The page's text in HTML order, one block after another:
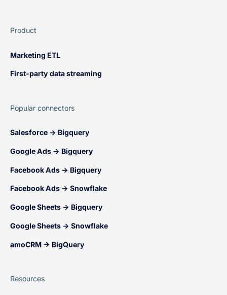
Product
Marketing ETL
First-party data streaming
Popular connectors
Salesforce → Bigquery
Google Ads → Bigquery
Facebook Ads → Bigquery
Facebook Ads → Snowflake
Google Sheets → Bigquery
Google Sheets → Snowflake
amoCRM → BigQuery
Resources